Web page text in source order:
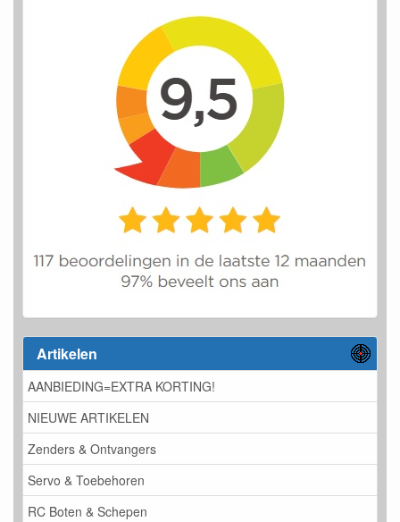
Artikelen
AANBIEDING=EXTRA KORTING!
NIEUWE ARTIKELEN
Zenders & Ontvangers
Servo & Toebehoren
RC Boten & Schepen